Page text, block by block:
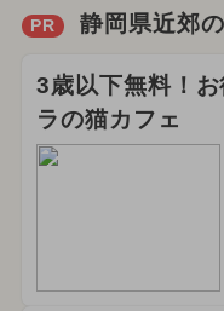
PR 静岡県近郊
3歳以下無料！
ラの猫カフェ